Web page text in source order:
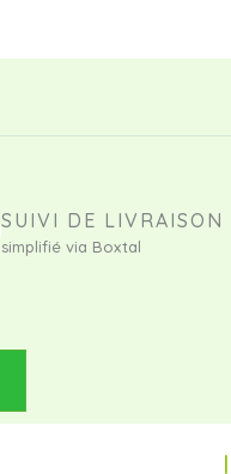
SUIVI DE LIVRAISON
simplifié via Boxtal